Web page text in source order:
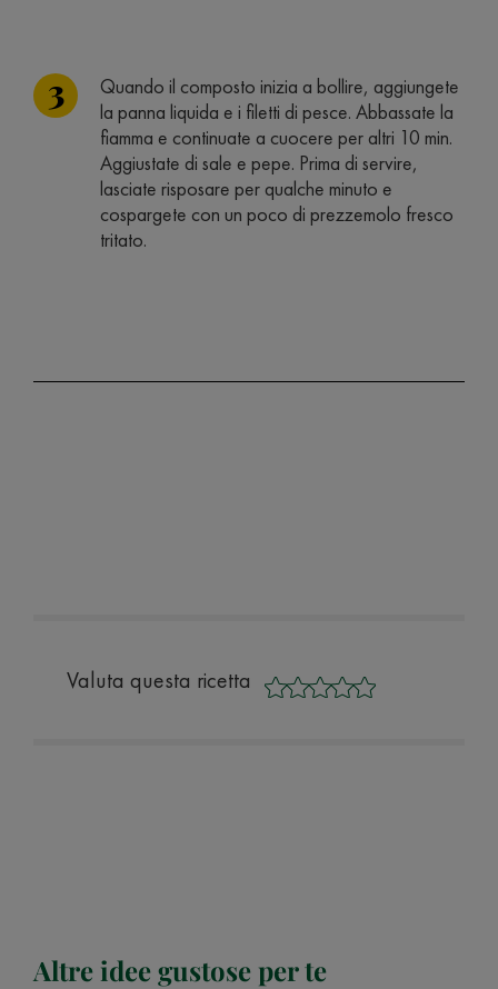
Quando il composto inizia a bollire, aggiungete
la panna liquida e i filetti di pesce. Abbassate la
fiamma e continuate a cuocere per altri 10 min.
Aggiustate di sale e pepe. Prima di servire,
lasciate risposare per qualche minuto e
cospargete con un poco di prezzemolo fresco
tritato.
Valuta questa ricetta
Altre idee gustose per te